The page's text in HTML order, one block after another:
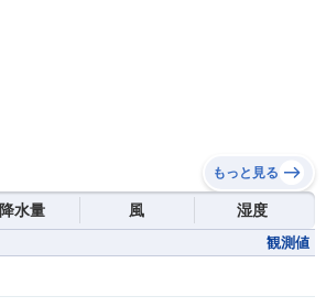
もっと見る
降水量 風 湿度
観測値